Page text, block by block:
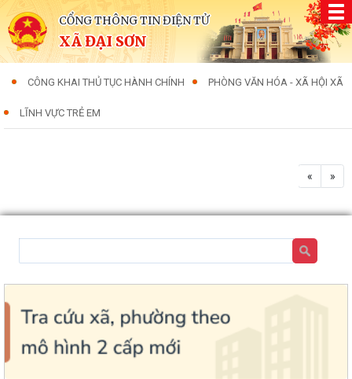
CỔNG THÔNG TIN ĐIỆN TỬ
XÃ ĐẠI SƠN
CÔNG KHAI THỦ TỤC HÀNH CHÍNH PHÒNG VĂN HÓA - XÃ HỘI XÃ
LĨNH VỰC TRẺ EM
« »